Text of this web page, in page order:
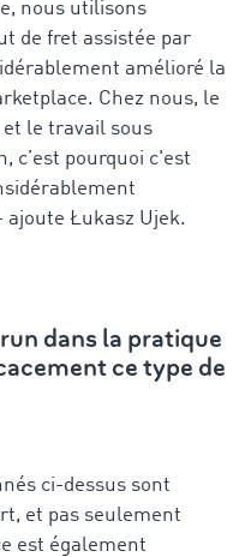
nous utilisons
de fret assistée par
amélioré la
Chez nous, le
le travail sous
c’est pourquoi c'est
ajoute Łukasz Ujek.
dans la pratique
ce type de
ci-dessus sont
et pas seulement
est également